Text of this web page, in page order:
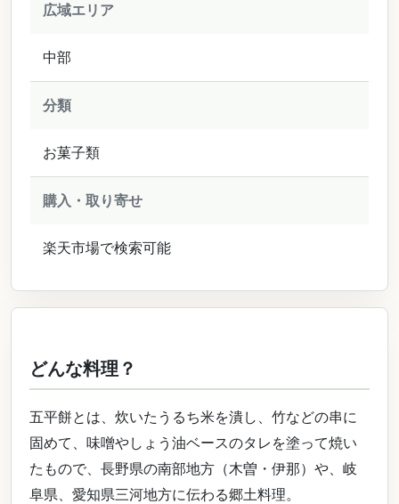
広域エリア
中部
分類
お菓子類
購入・取り寄せ
楽天市場で検索可能
どんな料理？
五平餅とは、炊いたうるち米を潰し、竹などの串に
固めて、味噌やしょう油ベースのタレを塗って焼い
たもので、長野県の南部地方（木曽・伊那）や、岐
阜県、愛知県三河地方に伝わる郷土料理。